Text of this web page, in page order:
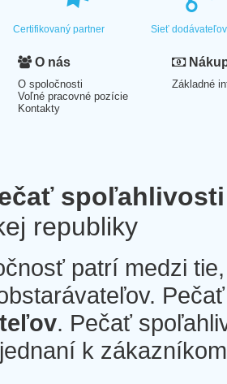
Certifikovaný partner Sieť dodávateľov
O nás
O spoločnosti
Voľné pracovné pozície
Kontakty
Základné
spoľahlivosti
republiky
patrí medzi
. Pečať
k